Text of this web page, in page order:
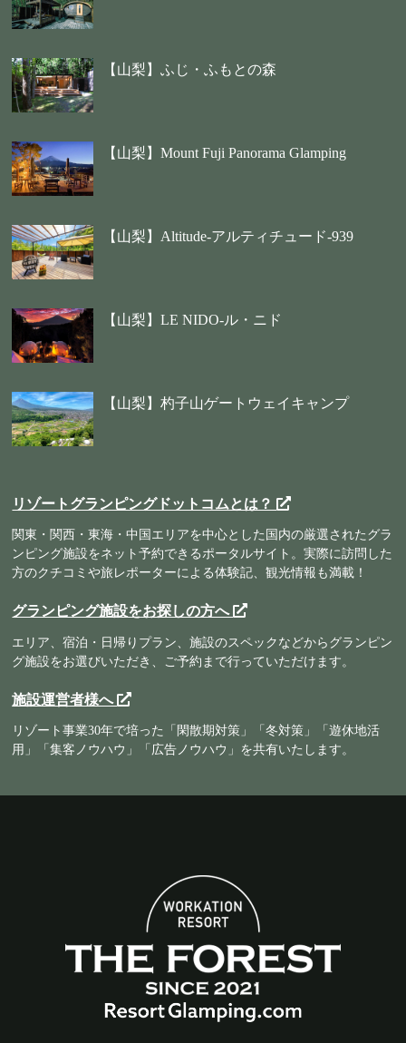
【山梨】ふじ・ふもとの森
【山梨】Mount Fuji Panorama Glamping
【山梨】Altitude-アルティチュード-939
【山梨】LE NIDO-ル・ニド
【山梨】杓子山ゲートウェイキャンプ
リゾートグランピングドットコムとは？
関東・関西・東海・中国エリアを中心とした国内の厳選されたグラ
ンピング施設をネット予約できるポータルサイト。実際に訪問した
方のクチコミや旅レポーターによる体験記、観光情報も満載！
グランピング施設をお探しの方へ
エリア、宿泊・日帰りプラン、施設のスペックなどからグランピン
グ施設をお選びいただき、ご予約まで行っていただけます。
施設運営者様へ
リゾート事業30年で培った「閑散期対策」「冬対策」「遊休地活
用」「集客ノウハウ」「広告ノウハウ」を共有いたします。